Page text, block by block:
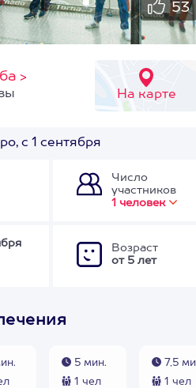
53
>
На карте
с 1 сентября
Число
участников
1 человек
Возраст
от 5 лет
5 мин.
1 чел
7,5
1 чел